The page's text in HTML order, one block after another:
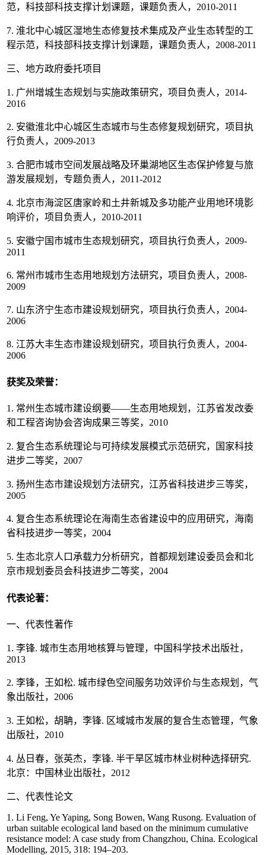
范，科技部科技支撑计划课题，课题负责人，2010-2011
7. 淮北中心城区湿地生态修复技术集成及产业生态转型的工
程示范，科技部科技支撑计划课题，课题负责人，2008-2011
三、地方政府委托项目
1. 广州增城生态规划与实施政策研究，项目负责人，2014-
2016
2. 安徽淮北中心城区生态城市与生态修复规划研究，项目执
行负责人，2009-2013
3. 合肥市城市空间发展战略及环巢湖地区生态保护修复与旅
游发展规划，专题负责人，2011-2012
4. 北京市海淀区唐家岭和土井新城及多功能产业用地环境影
响评价，项目负责人，2010-2011
5. 安徽宁国市城市生态规划研究，项目执行负责人，2009-
2011
6. 常州市城市生态用地规划方法研究，项目负责人，2008-
2009
7. 山东济宁生态市建设规划研究，项目执行负责人，2004-
2006
8. 江苏大丰生态市建设规划研究，项目执行负责人，2004-
2006
获奖及荣誉：
1. 常州生态城市建设纲要——生态用地规划，江苏省发改委
和工程咨询协会咨询成果三等奖，2010
2. 复合生态系统理论与可持续发展模式示范研究，国家科技
进步二等奖，2007
3. 扬州生态市建设规划方法研究，江苏省科技进步三等奖，
2005
4. 复合生态系统理论在海南生态省建设中的应用研究，海南
省科技进步一等奖，2004
5. 生态北京人口承载力分析研究，首都规划建设委员会和北
京市规划委员会科技进步二等奖，2004
代表论著：
一、代表性著作
1. 李锋. 城市生态用地核算与管理，中国科学技术出版社，
2013
2. 李锋，王如松. 城市绿色空间服务功效评价与生态规划，气
象出版社，2006
3. 王如松，胡聃，李锋. 区域城市发展的复合生态管理，气象
出版社，2010
4. 丛日春，张英杰，李锋. 半干旱区城市林业树种选择研究.
北京：中国林业出版社，2012
二、代表性论文
1. Li Feng, Ye Yaping, Song Bowen, Wang Rusong. Evaluation of
urban suitable ecological land based on the minimum cumulative
resistance model: A case study from Changzhou, China. Ecological
Modelling, 2015, 318: 194–203.